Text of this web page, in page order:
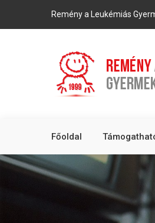
Remény a Leukémiás
Főoldal